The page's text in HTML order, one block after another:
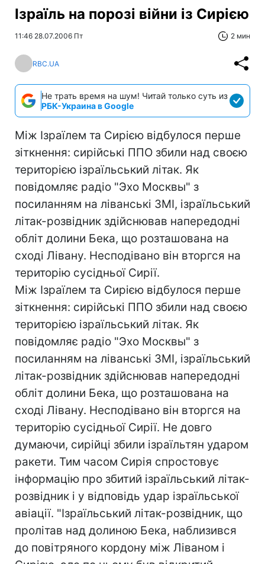
Ізраїль на порозі війни із Сирією
11:46 28.07.2006 Пт 2 мин
RBC.UA
Не трать время на шум! Читай только суть из
РБК-Украина в Google
Між Ізраїлем та Сирією відбулося перше
зіткнення: сирійські ППО збили над своєю
територією ізраїльський літак. Як
повідомляє радіо "Эхо Москвы" з
посиланням на ліванські ЗМІ, ізраїльський
літак-розвідник здійснював напередодні
обліт долини Бека, що розташована на
сході Лівану. Несподівано він вторгся на
територію сусідньої Сирії.
Між Ізраїлем та Сирією відбулося перше
зіткнення: сирійські ППО збили над своєю
територією ізраїльський літак. Як
повідомляє радіо "Эхо Москвы" з
посиланням на ліванські ЗМІ, ізраїльський
літак-розвідник здійснював напередодні
обліт долини Бека, що розташована на
сході Лівану. Несподівано він вторгся на
територію сусідньої Сирії. Не довго
думаючи, сирійці збили ізраїльтян ударом
ракети. Тим часом Сирія спростовує
інформацію про збитий ізраїльський літак-
розвідник і у відповідь удар ізраїльської
авіації. "Ізраїльський літак-розвідник, що
пролітав над долиною Бека, наблизився
до повітряного кордону між Ліваном і